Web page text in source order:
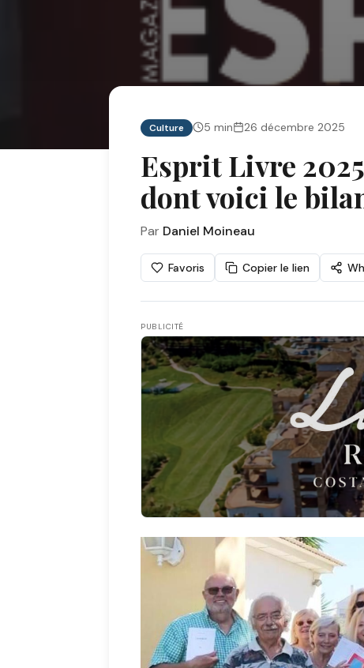
Culture 5 min 26 décembre 2025
Esprit Livre
dont voici le
Par Daniel Moineau
Favoris Copier le lien
PUBLICITÉ